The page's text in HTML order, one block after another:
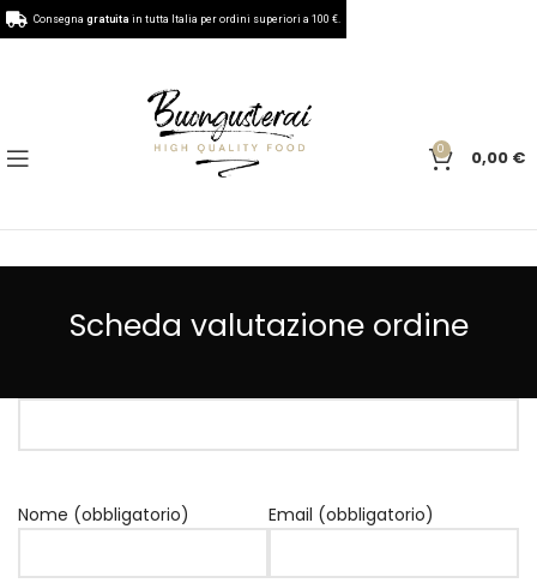
0 0,00 €
Scheda valutazione ordine
Nome (obbligatorio) Email (obbligatorio)
Consegna gratuita in tutta Italia per ordini superiori a 100 €.